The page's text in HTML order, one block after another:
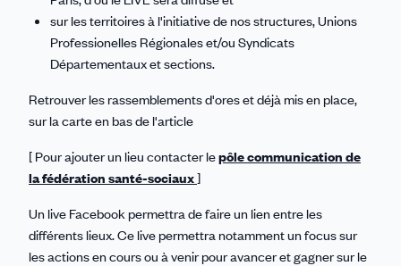
sur les territoires à l'initiative de nos structures, Unions
Professionelles Régionales et/ou Syndicats
Départementaux et sections.
Retrouver les rassemblements d'ores et déjà mis en place,
sur la carte en bas de l'article
[ Pour ajouter un lieu contacter lepôle communication de
la fédération santé-sociaux]
Un live Facebook permettra de faire un lien entre les
différents lieux. Ce live permettra notamment un focus sur
les actions en cours ou à venir pour avancer et gagner sur le